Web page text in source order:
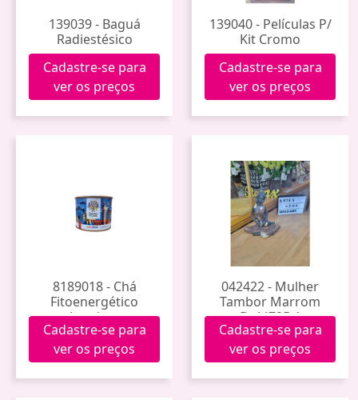
139039 - Baguá
Radiestésico
Cadastre-se para
ver os preços
139040 - Películas P/
Kit Cromo
Cadastre-se para
ver os preços
8189018 - Chá
Fitoenergético
Londres
Cadastre-se para
ver os preços
042422 - Mulher
Tambor Marrom
Bz44725-1
Cadastre-se para
ver os preços